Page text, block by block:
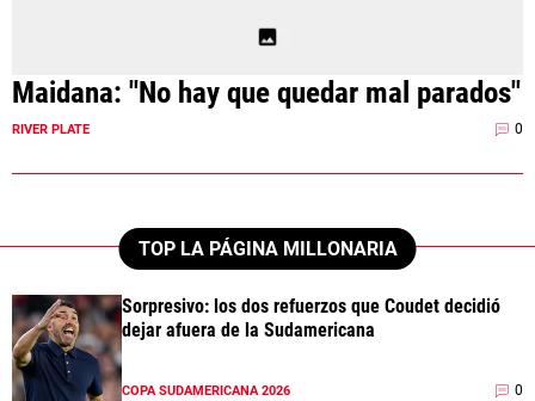
Maidana: "No hay que quedar mal parados"
RIVER PLATE 0
TOP LA PÁGINA MILLONARIA
Sorpresivo: los dos refuerzos que Coudet decidió
dejar afuera de la Sudamericana
COPA SUDAMERICANA 2026 0